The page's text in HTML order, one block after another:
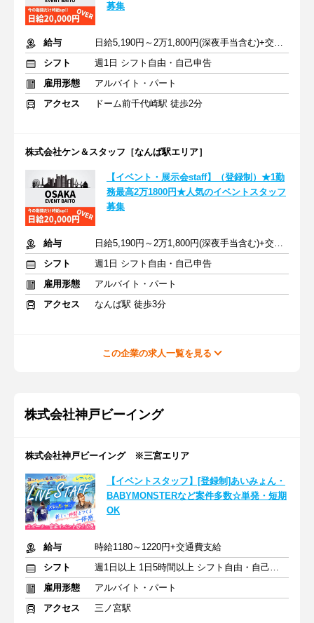
募集
給与
日給5,190円～2万1,800円(深夜手当含む)+交通費支給
シフト
週1日 シフト自由・自己申告
雇用形態
アルバイト・パート
アクセス
ドーム前千代崎駅 徒歩2分
株式会社ケン＆スタッフ［なんば駅エリア］
【イベント・展示会staff】（登録制）★1勤
務最高2万1800円★人気のイベントスタッフ
募集
給与
日給5,190円～2万1,800円(深夜手当含む)+交通費支給
シフト
週1日 シフト自由・自己申告
雇用形態
アルバイト・パート
アクセス
なんば駅 徒歩3分
この企業の求人一覧を見る
株式会社神戸ビーイング
株式会社神戸ビーイング ※三宮エリア
【イベントスタッフ】[登録制]あいみょん・
BABYMONSTERなど案件多数☆単発・短期
OK
給与
時給1180～1220円+交通費支給
シフト
週1日以上 1日5時間以上 シフト自由・自己申告
雇用形態
アルバイト・パート
アクセス
三ノ宮駅